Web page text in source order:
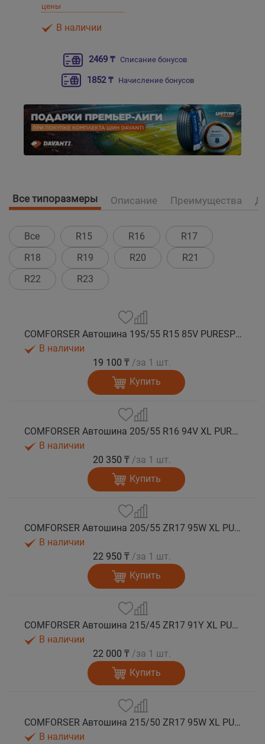
цены
В наличии
2469 ₸ Списание бонусов
1852 ₸ Начисление бонусов
Все типоразмеры Описание Преимущества
Все R15 R16
R17
R18
R19 R20
R21
R22
R23
COMFORSER Автошина 195/55 R15 85V PURESPEED лето
В наличии
19 100 ₸ /за 1 шт.
Купить
COMFORSER Автошина 205/55 R16 94V XL PURESPEED лето
В наличии
20 350 ₸ /за 1 шт.
Купить
COMFORSER Автошина 205/55 ZR17 95W XL PURESPEED лето
В наличии
22 950 ₸ /за 1 шт.
Купить
COMFORSER Автошина 215/45 ZR17 91Y XL PURESPEED лето
В наличии
22 000 ₸ /за 1 шт.
Купить
COMFORSER Автошина 215/50 ZR17 95W XL PURESPEED лето
В наличии
Шымкент